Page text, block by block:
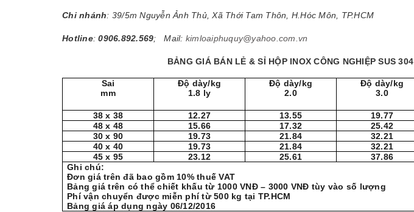
Chi nhánh: 39/5m Nguyễn Ảnh Thủ, Xã Thới Tam Thôn, H.Hóc Môn, TP.HCM
Hotline:0906.892.569; Mail: kimloaiphuquy@yahoo.com.vn
BẢNG GIÁ BÁN LẺ & SỈ HỘP INOX CÔNG NGHIỆP SUS 304
Sai
mm
Độ dày/kg
1.8 ly
Độ dày/kg
2.0
Độ dày/kg
3.0
38 x 38 12.27 13.55
19.77
48 x 48 15.66 17.32
25.42
30 x 90
19.73 21.84
32.21
40 x 40
19.73 21.84
32.21
45 x 95
23.12 25.61
37.86
Ghi chú:
Đơn giá trên đã bao gồm 10% thuế VAT
Bảng giá trên có thể chiết khấu từ 1000 VNĐ – 3000 VNĐ tùy vào số lượng
Phí vận chuyển được miễn phí từ 500 kg tại TP.HCM
Bảng giá áp dụng ngày 06/12/2016